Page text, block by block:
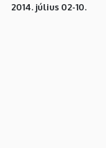
2014. július 02-10.